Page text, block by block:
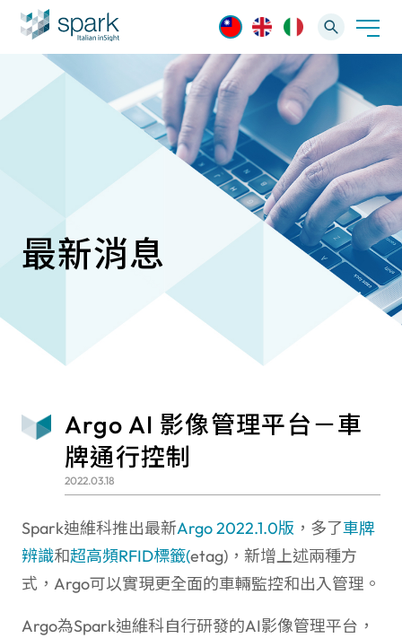
產業應用
AI VMS 影像管理平台
AI 一站式解決方案
輕量化監控(16-32路)
大範圍監控(64-256路)
技術支援
最新消息
Argo AI 影像管理平台－車
牌通行控制
2022.03.18
Spark迪維科推出最新Argo 2022.1.0版 ，多了車牌
辨識和超高頻RFID標籤(etag)，新增上述兩種方
式，Argo可以實現更全面的車輛監控和出入管理。
Argo為Spark迪維科自行研發的AI影像管理平台，